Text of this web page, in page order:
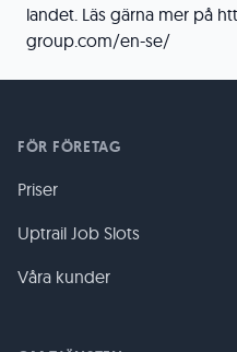
landet. Läs gärna mer på
group.com/en-se/
FÖR FÖRETAG
Priser
Uptrail Job Slots
Våra kunder